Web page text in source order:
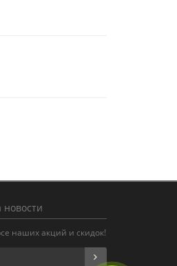
новости
наших акций и скидок!